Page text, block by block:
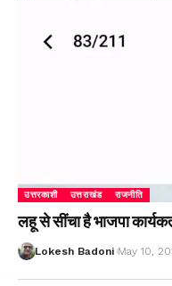
उत्तरकाशी उत्तराखंड राजनीति
लहू से सींचा है भाजपा
Lokesh Badoni May 10,